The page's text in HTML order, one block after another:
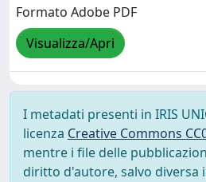
Formato Adobe PDF
Visualizza/Apri
I metadati presenti in IRIS
licenza Creative Commons
mentre i file delle
diritto d'autore, salvo diversa